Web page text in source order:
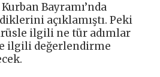
Bayramı’nda
açıklamıştı. Peki
ilgili ne tür adımlar
ilgili değerlendirme